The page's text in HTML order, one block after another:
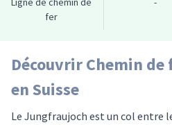
fer
Découvrir Chemin
en Suisse
Le Jungfraujoch est un col entre